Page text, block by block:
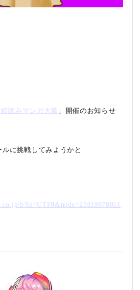
読みマンガ大賞 」開催のお知らせ
に挑戦してみようかと
b?ie=UTF8&node=23819878051